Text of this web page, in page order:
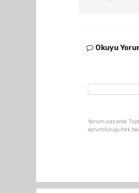
Okuyu
Yorum yazarak
sorumluluğu tek